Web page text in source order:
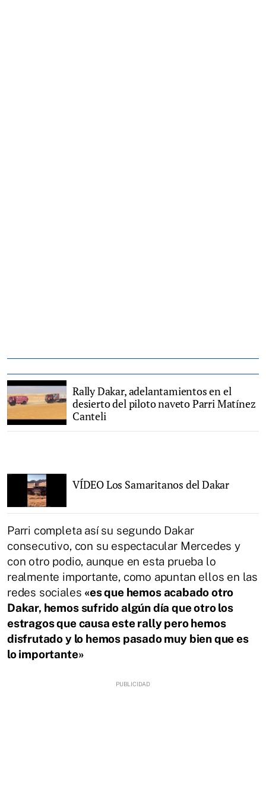
Rally Dakar, adelantamientos en el
desierto del piloto naveto Parri Matínez
Canteli
VÍDEO Los Samaritanos del Dakar
Parri completa así su segundo Dakar
consecutivo, con su espectacular Mercedes y
con otro podio, aunque en esta prueba lo
realmente importante, como apuntan ellos en las
redes sociales «esque hemos acabado otro
Dakar, hemos sufrido algún día que otro los
estragos que causa este rally pero hemos
disfrutado y lo hemos pasado muy bien que es
lo importante»